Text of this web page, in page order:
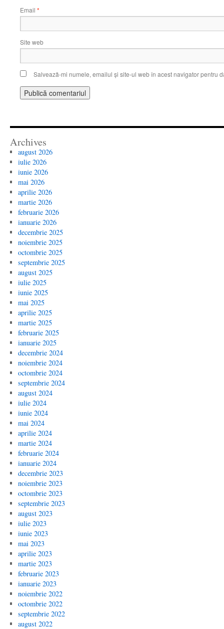
Email *
Site web
Salvează-mi numele, emailul și site-ul web în acest navigator pentru
Archives
august 2026
iulie 2026
iunie 2026
mai 2026
aprilie 2026
martie 2026
februarie 2026
ianuarie 2026
decembrie 2025
noiembrie 2025
octombrie 2025
septembrie 2025
august 2025
iulie 2025
iunie 2025
mai 2025
aprilie 2025
martie 2025
februarie 2025
ianuarie 2025
decembrie 2024
noiembrie 2024
octombrie 2024
septembrie 2024
august 2024
iulie 2024
iunie 2024
mai 2024
aprilie 2024
martie 2024
februarie 2024
ianuarie 2024
decembrie 2023
noiembrie 2023
octombrie 2023
septembrie 2023
august 2023
iulie 2023
iunie 2023
mai 2023
aprilie 2023
martie 2023
februarie 2023
ianuarie 2023
noiembrie 2022
octombrie 2022
septembrie 2022
august 2022